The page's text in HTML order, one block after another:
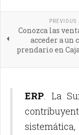
PREVIOUS
Conozca las
acceder a un
prendario en
ERP. La